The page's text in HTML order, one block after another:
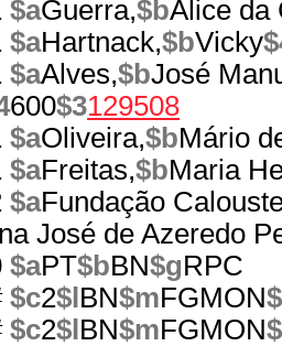
$aGuerra,$bAlice da
$aHartnack,$bVicky
$aAlves,$bJosé
600$3129508
$aOliveira,$bMário
$aFreitas,$bMaria
$aFundação
José de Azeredo
$aPT$bBN$gRPC
$c2$l BN$mFGMON
$c2$l BN$mFGMON